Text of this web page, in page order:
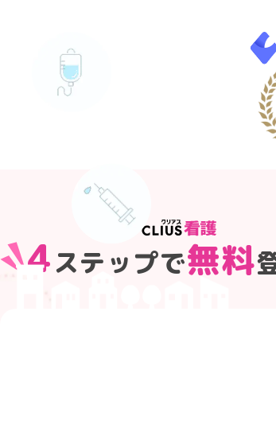
4ステップで無料